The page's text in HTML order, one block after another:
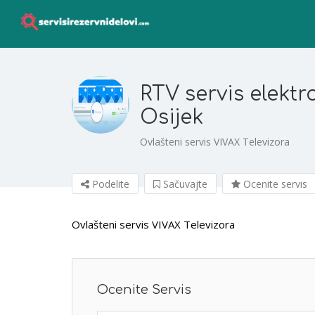
RTV servis
Osijek
Ovlašteni servis VIVAX Televizora
Podelite Sačuvajte Ocenite servis
Ovlašteni servis VIVAX Televizora
Ocenite Servis